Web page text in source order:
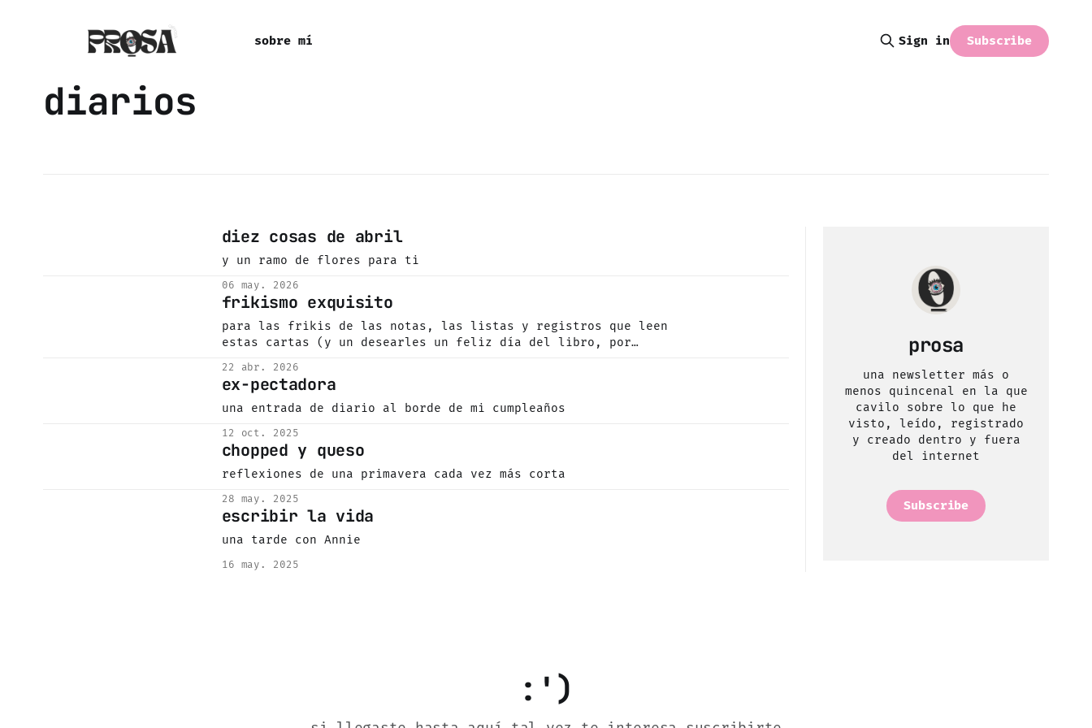
sobre mí Sign in Subscribe
diarios
diez cosas de abril
y un ramo de flores para ti
06 may. 2026
frikismo exquisito
para las frikis de las notas, las listas y registros que leen
estas cartas (y un desearles un feliz día del libro, por
22 abr. 2026
ex-pectadora
una entrada de diario al borde de mi cumpleaños
12 oct. 2025
chopped y queso
reflexiones de una primavera cada vez más corta
28 may. 2025
escribir la vida
una tarde con Annie
16 may. 2025
prosa
una newsletter más o
menos quincenal en la que
cavilo sobre lo que he
visto, leído, registrado
y creado dentro y fuera
del internet
Subscribe
:')